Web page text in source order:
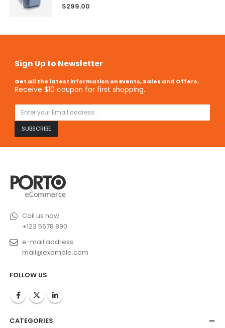
5.00out of 5
$299.00
Sign Up to Newsletter
Get all the latest information on Events, Sales and Offers.
Receive $10 coupon for first shopping.
Call us now:
+123 5678 890
e-mail address:
mail@example.com
FOLLOW US
CATEGORIES